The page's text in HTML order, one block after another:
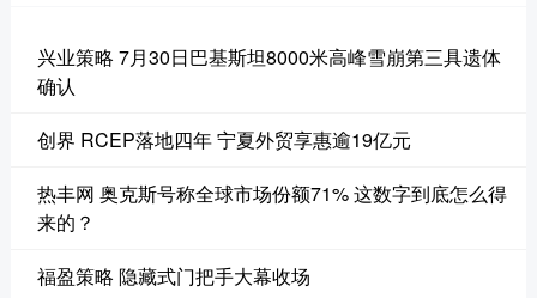
兴业策略 7月30日巴基斯坦8000米高峰雪崩第三具遗体
确认
创界 RCEP落地四年 宁夏外贸享惠逾19亿元
热丰网 奥克斯号称全球市场份额71% 这数字到底怎么得
来的？
福盈策略 隐藏式门把手大幕收场